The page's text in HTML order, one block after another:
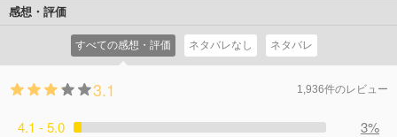
感想・評価
すべての感想・評価 ネタバレなし ネタバレ
3.1 1,936件のレビュー
4.1 - 5.0
3%